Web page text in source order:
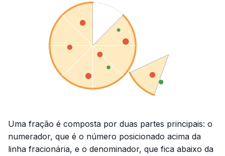
Uma fração é composta por duas partes principais: o
numerador, que é o número posicionado acima da
linha fracionária, e o denominador, que fica abaixo da